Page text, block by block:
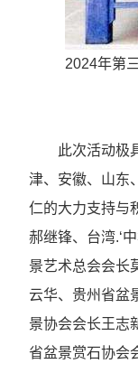
2024年第
此次活动极
津、安徽、山东
仁的大力支持与
郝继锋、台湾.‘
景艺术总会会长
云华、贵州省盆
景协会会长王志
省盆景赏石协会